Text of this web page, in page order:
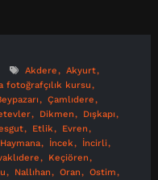
Akdere
Akyurt
fotoğrafçılık kursu
Çamlıdere
Dikmen
Dışkapı
Etlik
Evren
Haymana İncek
İncirli
Keçiören
Nallıhan Oran
Ostim